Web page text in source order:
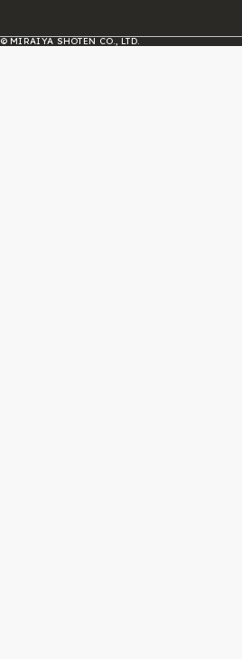
© MIRAIYA SHOTEN CO., LTD.